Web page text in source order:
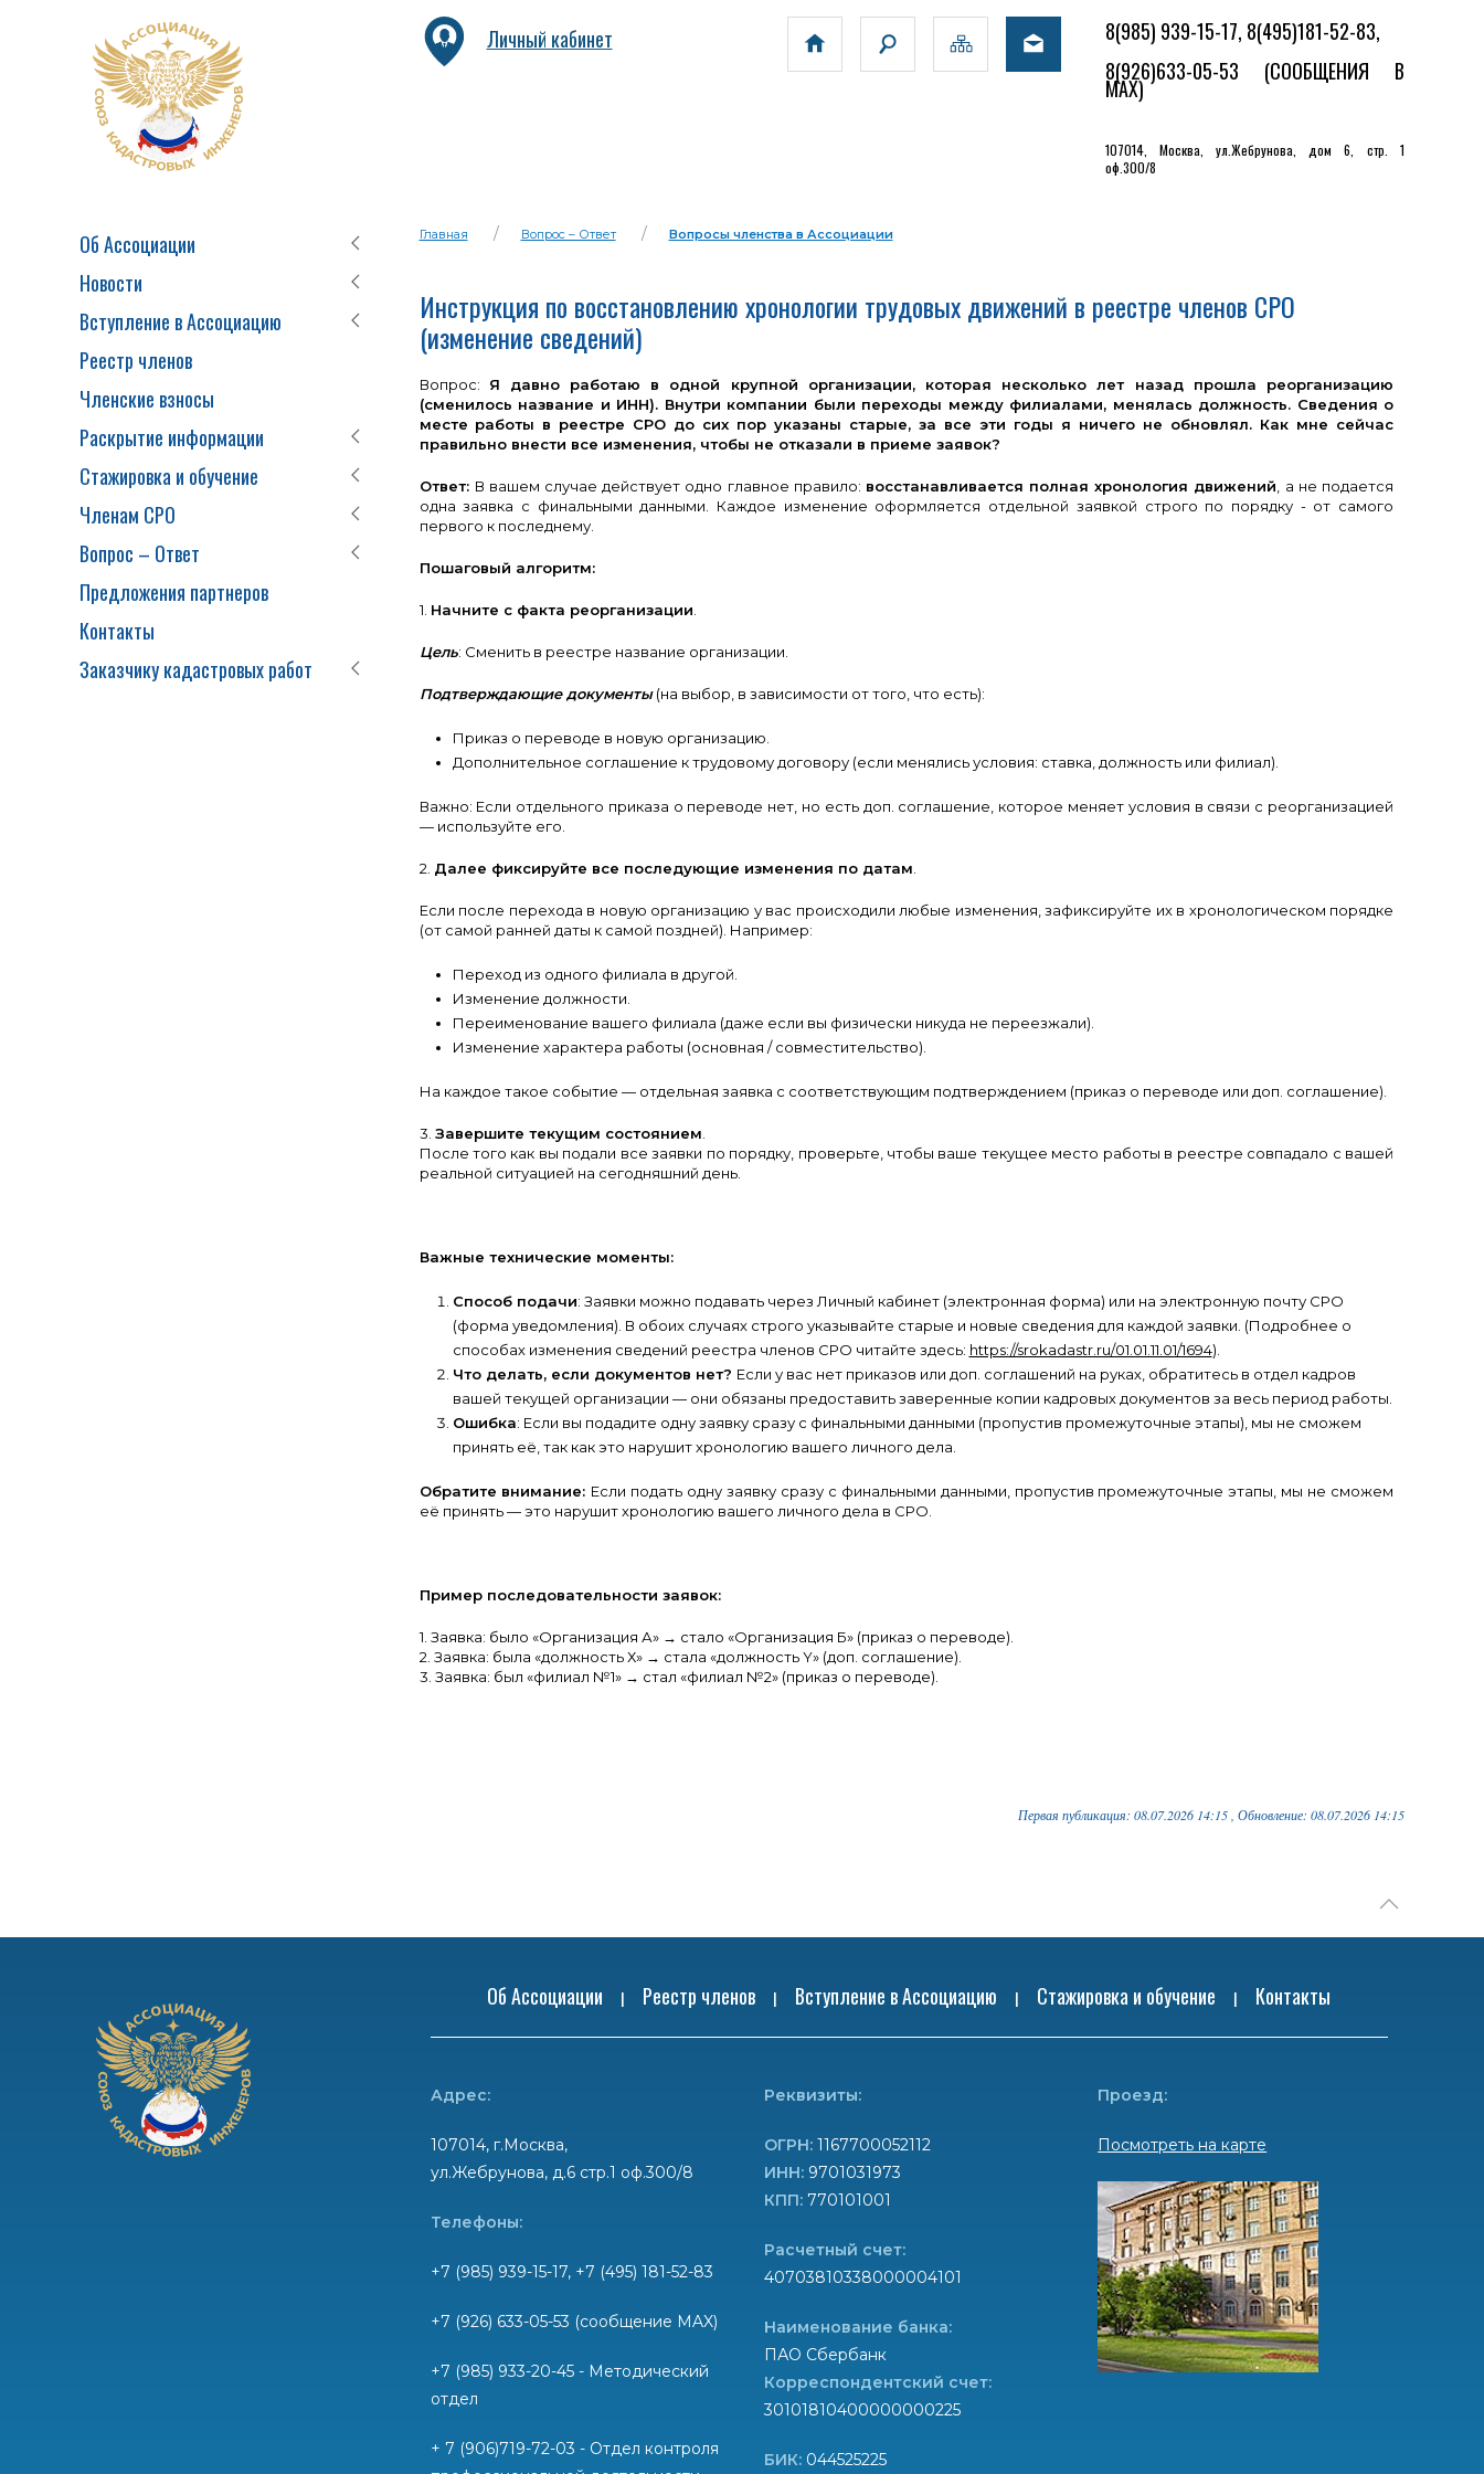
Об Ассоциации
Новости
Вступление в Ассоциацию
Реестр членов
Членские взносы
Раскрытие информации
Стажировка и обучение
Членам СРО
Вопрос – Ответ
Предложения партнеров
Контакты
Заказчику кадастровых работ
Личный кабинет
8(985) 939-15-17, 8(495)181-52-83,
8(926)633-05-53 (СООБЩЕНИЯ В
MAX)
107014, Москва, ул.Жебрунова, дом 6, стр. 1
оф.300/8
Главная Вопрос – Ответ Вопросы членства в Ассоциации
Инструкция по восстановлению хронологии трудовых движений в реестре членов СРО
(изменение сведений)
Вопрос: Я давно работаю в одной крупной организации, которая несколько лет назад прошла реорганизацию
(сменилось название и ИНН). Внутри компании были переходы между филиалами, менялась должность. Сведения о
месте работы в реестре СРО до сих пор указаны старые, за все эти годы я ничего не обновлял. Как мне сейчас
правильно внести все изменения, чтобы не отказали в приеме заявок?
Ответ: В вашем случае действует одно главное правило: восстанавливается полная хронология движений , а не подается
одна заявка с финальными данными. Каждое изменение оформляется отдельной заявкой строго по порядку - от самого
первого к последнему.
Пошаговый алгоритм:
1. Начните с факта реорганизации
Цель: Сменить в реестре название организации.
Подтверждающие документы(на выбор, в зависимости от того, что есть):
Приказ о переводе в новую организацию.
Дополнительное соглашение к трудовому договору (если менялись условия: ставка, должность или филиал).
Важно: Если отдельного приказа о переводе нет, но есть доп. соглашение, которое меняет условия в связи с реорганизацией
— используйте его.
2. Далее фиксируйте все последующие изменения по датам
Если после перехода в новую организацию у вас происходили любые изменения, зафиксируйте их в хронологическом порядке
(от самой ранней даты к самой поздней). Например:
Переход из одного филиала в другой.
Изменение должности.
Переименование вашего филиала (даже если вы физически никуда не переезжали).
Изменение характера работы (основная / совместительство).
На каждое такое событие — отдельная заявка с соответствующим подтверждением (приказ о переводе или доп. соглашение).
3. Завершите текущим состоянием
После того как вы подали все заявки по порядку, проверьте, чтобы ваше текущее место работы в реестре совпадало с вашей
реальной ситуацией на сегодняшний день.
Важные технические моменты:
Способ подачи: Заявки можно подавать через Личный кабинет (электронная форма) или на электронную почту СРО
(форма уведомления). В обоих случаях строго указывайте старые и новые сведения для каждой заявки. (Подробнее о
способах изменения сведений реестра членов СРО читайте здесь: https://srokadastr.ru/01.01.11.01/1694).
Что делать, если документов нет? Если у вас нет приказов или доп. соглашений на руках, обратитесь в отдел кадров
вашей текущей организации — они обязаны предоставить заверенные копии кадровых документов за весь период работы.
Ошибка: Если вы подадите одну заявку сразу с финальными данными (пропустив промежуточные этапы), мы не сможем
принять её, так как это нарушит хронологию вашего личного дела.
Обратите внимание: Если подать одну заявку сразу с финальными данными, пропустив промежуточные этапы, мы не сможем
её принять — это нарушит хронологию вашего личного дела в СРО.
Пример последовательности заявок:
1. Заявка: было «Организация А» → стало «Организация Б» (приказ о переводе).
2. Заявка: была «должность Х» → стала «должность Y» (доп. соглашение).
3. Заявка: был «филиал №1» → стал «филиал №2» (приказ о переводе).
Первая публикация: 08.07.2026 14:15 , Обновление: 08.07.2026 14:15
Об Ассоциации | Реестр членов | Вступление в Ассоциацию | Стажировка и обучение | Контакты
Адрес:
107014, г.Москва,
ул.Жебрунова, д.6 стр.1 оф.300/8
Телефоны:
+7 (985) 939-15-17, +7 (495) 181-52-83
+7 (926) 633-05-53 (сообщение MAX)
+7 (985) 933-20-45 - Методический
отдел
+ 7 (906)719-72-03 - Отдел контроля
Реквизиты:
ОГРН: 1167700052112
ИНН: 9701031973
КПП:770101001
Расчетный счет:
40703810338000004101
Наименование банка:
ПАО Сбербанк
Корреспондентский счет:
30101810400000000225
БИК:044525225
Проезд:
Посмотреть на карте